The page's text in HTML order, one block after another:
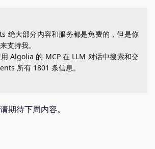
绝大部分内容和服务都是免费的，但是你
支持我。
Algolia 的 MCP 在 LLM 对话中搜索和交
所有 1801 条信息。
期待下周内容。